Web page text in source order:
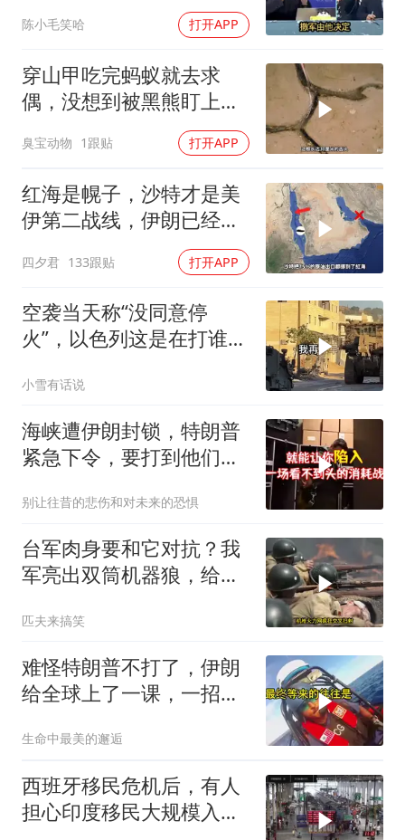
陈小毛笑哈 打开APP
穿山甲吃完蚂蚁就去求
偶，没想到被黑熊盯上
臭宝动物 1跟贴 打开APP
红海是幌子，沙特才是美
伊第二战线，伊朗已经输
四夕君 133跟贴 打开APP
空袭当天称“没同意停
火”，以色列这是在打谁的
小雪有话说
海峡遭伊朗封锁，特朗普
紧急下令，要打到他们承
别让往昔的悲伤和对未来的恐惧
台军肉身要和它对抗？我
军亮出双筒机器狼，给登
匹夫来搞笑
难怪特朗普不打了，伊朗
给全球上了一课，一招吃
生命中最美的邂逅
西班牙移民危机后，有人
担心印度移民大规模入侵